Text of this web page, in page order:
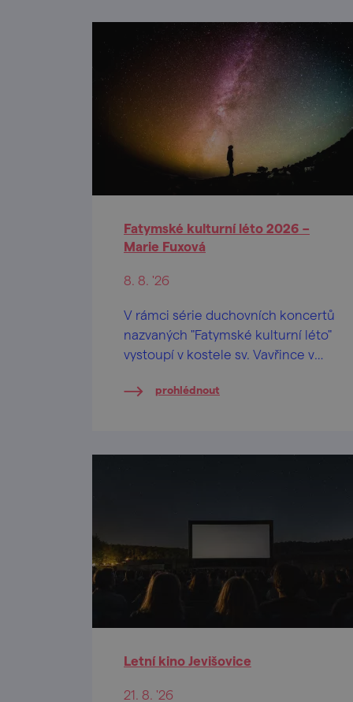
Fatymské kulturní léto 2026 –
Marie Fuxová
8. 8. '26
V rámci série duchovních koncertů
nazvaných "Fatymské kulturní léto"
vystoupí v kostele sv. Vavřince v
houslistka Marie Fuxová.
prohlédnout
Letní kino Jevišovice
21. 8. '26